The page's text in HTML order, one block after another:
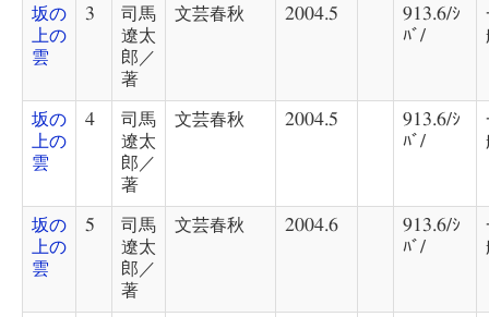
坂の
上の
雲
3
司馬
遼太
郎／
著
文芸春秋 2004.5
913.6/ｼ
ﾊﾞ/
坂の
上の
雲
4
司馬
遼太
郎／
著
文芸春秋 2004.5
913.6/ｼ
ﾊﾞ/
坂の
上の
雲
5
司馬
遼太
郎／
著
文芸春秋 2004.6
913.6/ｼ
ﾊﾞ/